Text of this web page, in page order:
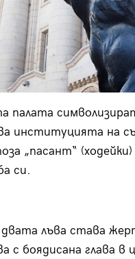
палата
институцията на
„пасант“
си.
лъва става
с боядисана глава